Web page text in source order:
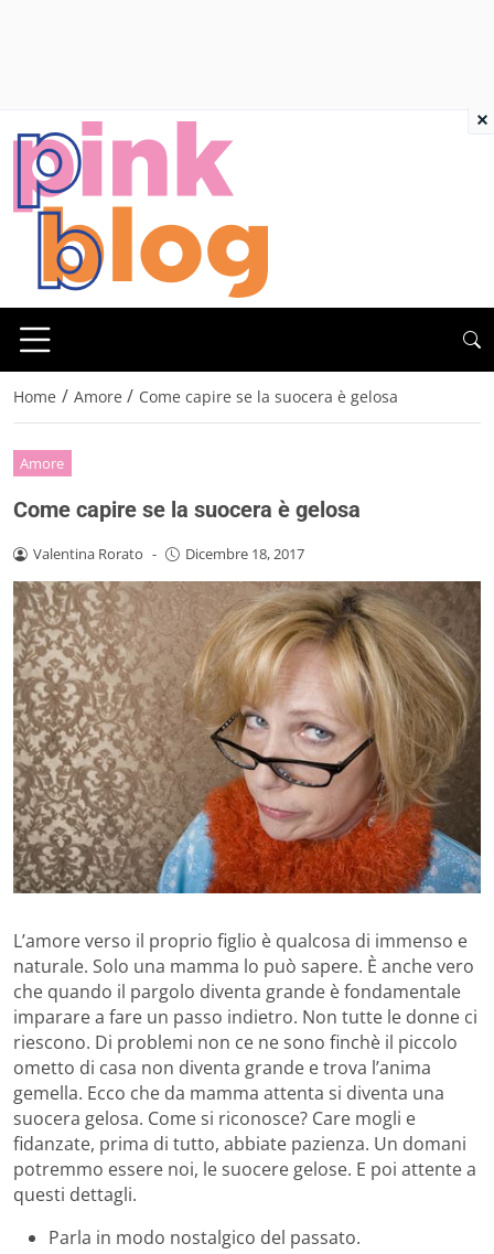
Home / Amore / Come capire se la suocera è gelosa
Amore
Come capire se la suocera è gelosa
Valentina Rorato - Dicembre 18, 2017
L’amore verso il proprio figlio è qualcosa di immenso e
naturale. Solo una mamma lo può sapere. È anche vero
che quando il pargolo diventa grande è fondamentale
imparare a fare un passo indietro. Non tutte le donne ci
riescono. Di problemi non ce ne sono finchè il piccolo
ometto di casa non diventa grande e trova l’anima
gemella. Ecco che da mamma attenta si diventa una
suocera gelosa. Come si riconosce? Care mogli e
fidanzate, prima di tutto, abbiate pazienza. Un domani
potremmo essere noi, le suocere gelose. E poi attente a
questi dettagli.
Parla in modo nostalgico del passato.
×